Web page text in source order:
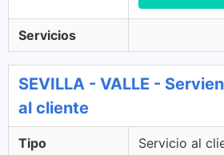
Servicios
SEVILLA - VALLE -
al cliente
Tipo Servicio al